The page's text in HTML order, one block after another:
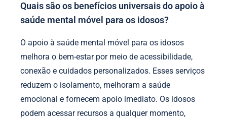
Quais são os benefícios universais do apoio à
saúde mental móvel para os idosos?
O apoio à saúde mental móvel para os idosos
melhora o bem-estar por meio de acessibilidade,
conexão e cuidados personalizados. Esses serviços
reduzem o isolamento, melhoram a saúde
emocional e fornecem apoio imediato. Os idosos
podem acessar recursos a qualquer momento,